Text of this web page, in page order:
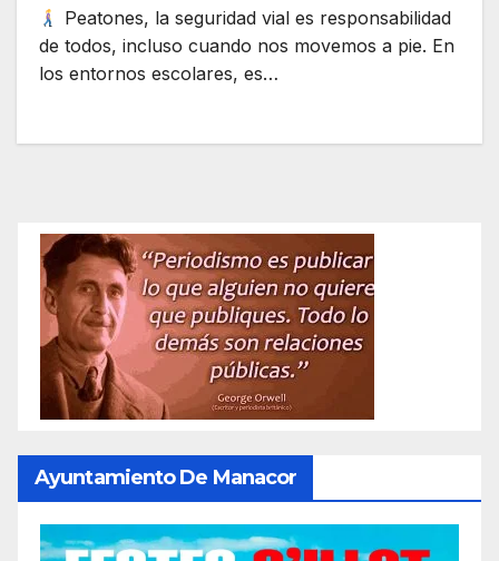
Peatones, la seguridad vial es responsabilidad
de todos, incluso cuando nos movemos a pie. En
los entornos escolares, es…
Ayuntamiento De Manacor